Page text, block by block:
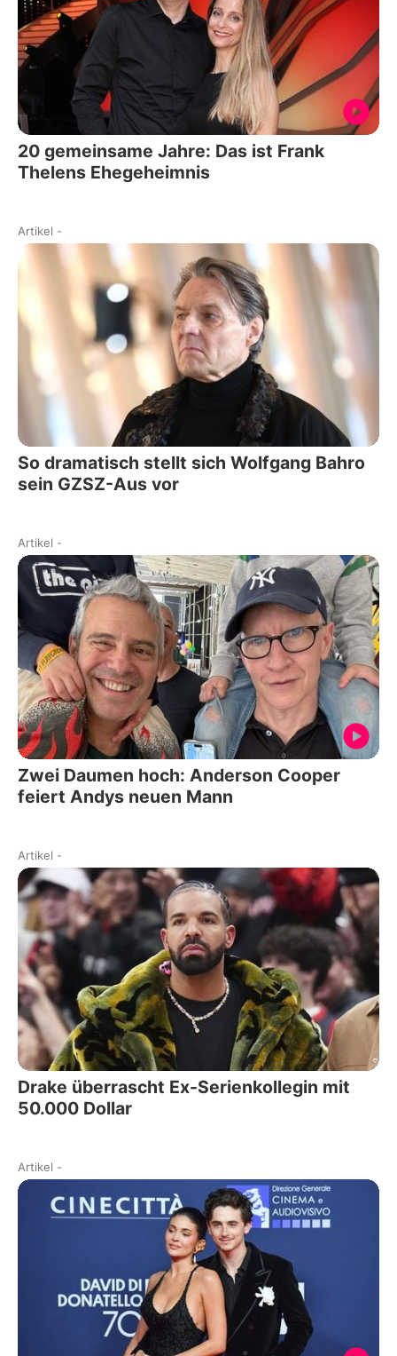
20 gemeinsame Jahre: Das ist Frank
Thelens Ehegeheimnis
Artikel -
So dramatisch stellt sich Wolfgang Bahro
sein GZSZ-Aus vor
Artikel -
Zwei Daumen hoch: Anderson Cooper
feiert Andys neuen Mann
Artikel -
Drake überrascht Ex-Serienkollegin mit
50.000 Dollar
Artikel -